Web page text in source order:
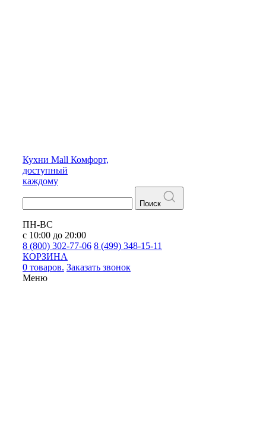
Кухни Mall Комфорт,
доступный
каждому
Поиск
ПН-ВС
с 10:00 до 20:00
8 (800) 302-77-06 8 (499) 348-15-11
КОРЗИНА
0 товаров. Заказать звонок
Меню